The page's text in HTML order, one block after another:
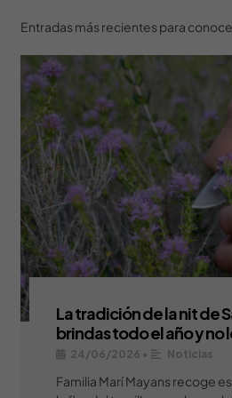
Entradas más recientes para
La tradición de la nit de
brindas todo el año y no
24/06/2026 • Noticias
Familia Marí Mayans recoge